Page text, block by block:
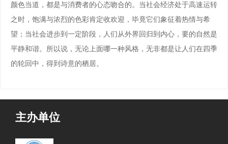
颜色当道，都是与消费者的心态吻合的。当社会经济处于高速运转
之时，饱满与浓烈的色彩肯定收欢迎，毕竟它们象征着热情与希
望；当社会进步到一定阶段，人们从外界回归到内心，要的自然是
平静和谐。所以说，无论上面哪一种风格，无非都是让人们在四季
的轮回中，得到诗意的栖居。
主办单位